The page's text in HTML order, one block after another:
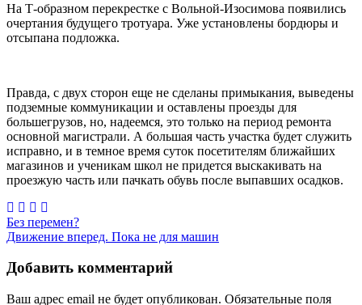
На Т-образном перекрестке с Вольной-Изосимова появились
очертания будущего тротуара. Уже установлены бордюры и
отсыпана подложка.
Правда, с двух сторон еще не сделаны примыкания, выведены
подземные коммуникации и оставлены проезды для
большегрузов, но, надеемся, это только на период ремонта
основной магистрали. А большая часть участка будет служить
исправно, и в темное время суток посетителям ближайших
магазинов и ученикам школ не придется выскакивать на
проезжую часть или пачкать обувь после выпавших осадков.
Навигация
по
записям
Без перемен?
Движение вперед. Пока не для машин
Добавить комментарий
Ваш адрес email не будет опубликован. Обязательные поля